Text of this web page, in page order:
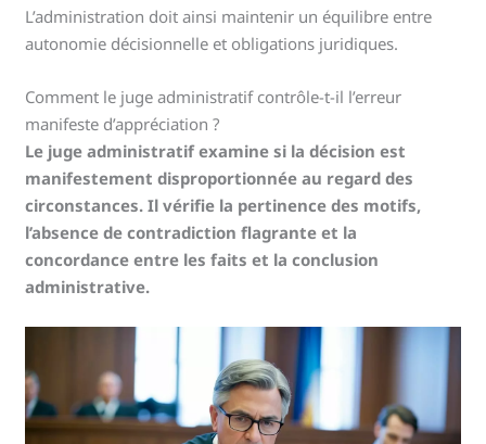
L’administration doit ainsi maintenir un équilibre entre
autonomie décisionnelle et obligations juridiques.
Comment le juge administratif contrôle-t-il l’erreur
manifeste d’appréciation ?
Le juge administratif examine si la décision est
manifestement disproportionnée au regard des
circonstances. Il vérifie la pertinence des motifs,
l’absence de contradiction flagrante et la
concordance entre les faits et la conclusion
administrative.